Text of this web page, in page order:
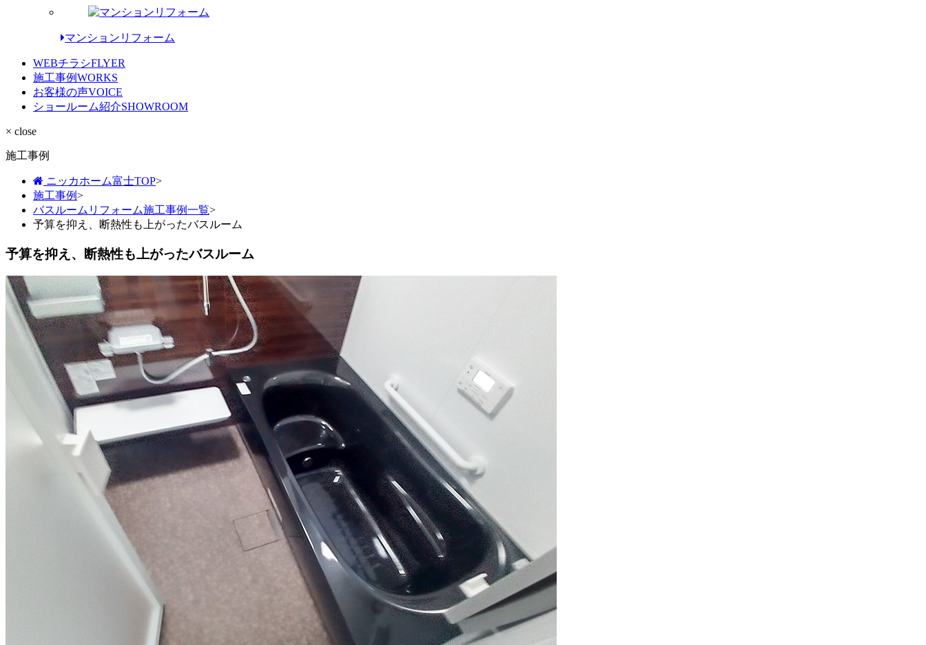
マンションリフォーム
WEBチラシFLYER
施工事例WORKS
お客様の声VOICE
ショールーム紹介SHOWROOM
× close
施工事例
ニッカホーム富士TOP>
施工事例>
バスルームリフォーム施工事例一覧>
予算を抑え、断熱性も上がったバスルーム
予算を抑え、断熱性も上がったバスルーム